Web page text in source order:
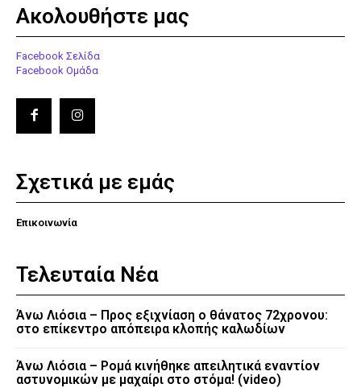
Ακολουθήστε μας
Facebook Σελίδα
Facebook Ομάδα
Σχετικά με εμάς
Επικοινωνία
Τελευταία Νέα
Άνω Λιόσια – Προς εξιχνίαση ο θάνατος 72χρονου:
στο επίκεντρο απόπειρα κλοπής καλωδίων
Άνω Λιόσια – Ρομά κινήθηκε απειλητικά εναντίον
αστυνομικών με μαχαίρι στο στόμα! (video)